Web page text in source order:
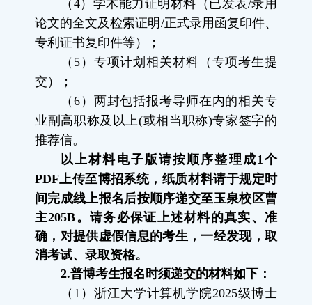
（ 4）学术能力证明材料（已发表/录用
论文的全文及检索证明 /正式录用函复印件、
专利证书复印件等）；
（ 5）专项计划相关材料（专项考生提
交）；
（ 6）两封包括报考导师在内的相关专
业副高职称及以上(或相当职称)专家签字的
推荐信。
以上材料电子版请按顺序整理成1个
PDF上传至博招系统，纸质材料请于规定时
间完成线上报名后按顺序递交至玉泉校区曹
主205B。请务必保证上述材料的真实、准
确，对提供虚假信息的考生，一经发现，取
消考试、录取资格。
2.普博考生报名时须递交的材料如下：
（ 1 ）浙江大学计算机学院2025级博士